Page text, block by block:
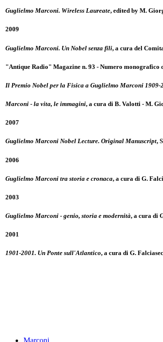
Guglielmo Marconi. Wireless Laureate, edited by M.
2009
Guglielmo Marconi. Un Nobel senza fili, a cura del
"Antique Radio" Magazine n. 93 - Numero
Il Premio Nobel per la Fisica a Guglielmo Marconi 1909-
Marconi - la vita, le immagini, a cura di B. Valotti - M.
2007
Guglielmo Marconi Nobel Lecture. Original Manuscript,
2006
Guglielmo Marconi tra storia e cronaca, a cura di G.
2003
Guglielmo Marconi - genio, storia e modernità, a cura di
2001
1901-2001. Un Ponte sull'Atlantico, a cura di G.
Marconi